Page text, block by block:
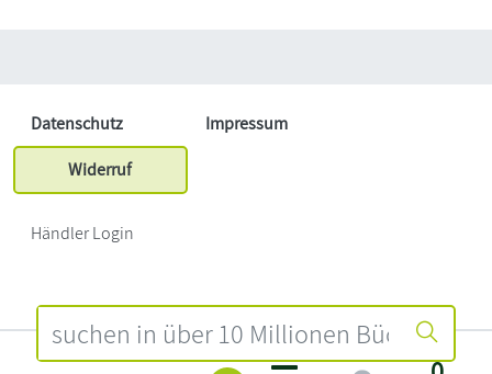
Datenschutz
Impressum
Widerruf
Händler Login